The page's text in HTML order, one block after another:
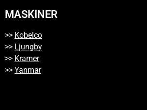
MASKINER
>> Kobelco
>> Ljungby
>> Kramer
>> Yanmar